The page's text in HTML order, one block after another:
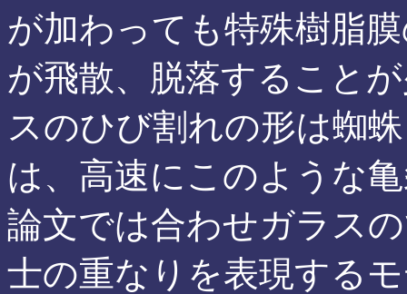
が加わっても特殊樹脂
が飛散、脱落すること
スのひび割れの形は蜘
は、高速にこのような
論文では合わせガラス
士の重なりを表現する